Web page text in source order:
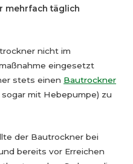
mehrfach täglich
nicht im
eingesetzt
stets einen Bautrockner
mit Hebepumpe) zu
der Bautrockner bei
bereits vor Erreichen